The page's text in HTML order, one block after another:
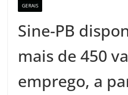
GERAIS
Sine-PB
mais de 450
emprego, a